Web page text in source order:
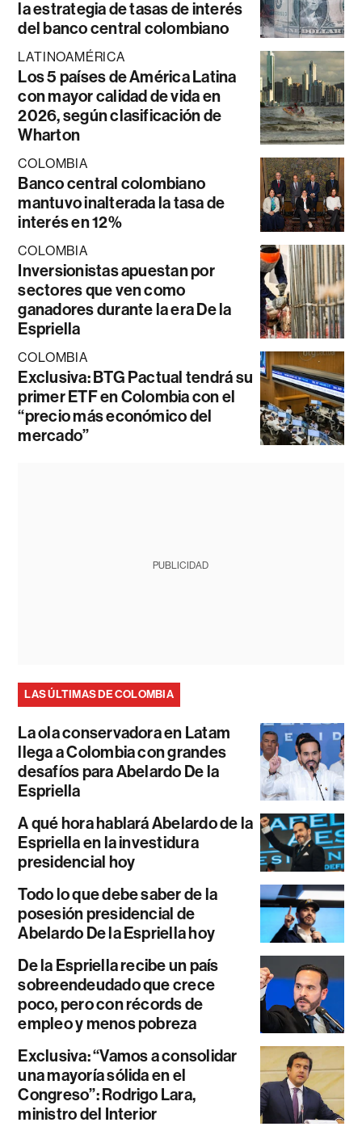
la estrategia de tasas de interés
del banco central colombiano
LATINOAMÉRICA
Los 5 países de América Latina
con mayor calidad de vida en
2026, según clasificación de
Wharton
COLOMBIA
Banco central colombiano
mantuvo inalterada la tasa de
interés en 12%
COLOMBIA
Inversionistas apuestan por
sectores que ven como
ganadores durante la era De la
Espriella
COLOMBIA
Exclusiva: BTG Pactual tendrá su
primer ETF en Colombia con el
“precio más económico del
mercado”
PUBLICIDAD
LAS ÚLTIMAS DE COLOMBIA
La ola conservadora en Latam
llega a Colombia con grandes
desafíos para Abelardo De la
Espriella
A qué hora hablará Abelardo de la
Espriella en la investidura
presidencial hoy
Todo lo que debe saber de la
posesión presidencial de
Abelardo De la Espriella hoy
De la Espriella recibe un país
sobreendeudado que crece
poco, pero con récords de
empleo y menos pobreza
Exclusiva: “Vamos a consolidar
una mayoría sólida en el
Congreso”: Rodrigo Lara,
ministro del Interior